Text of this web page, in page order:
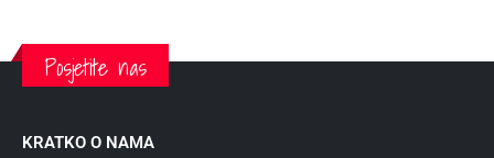
Posjetite nas
KRATKO O NAMA